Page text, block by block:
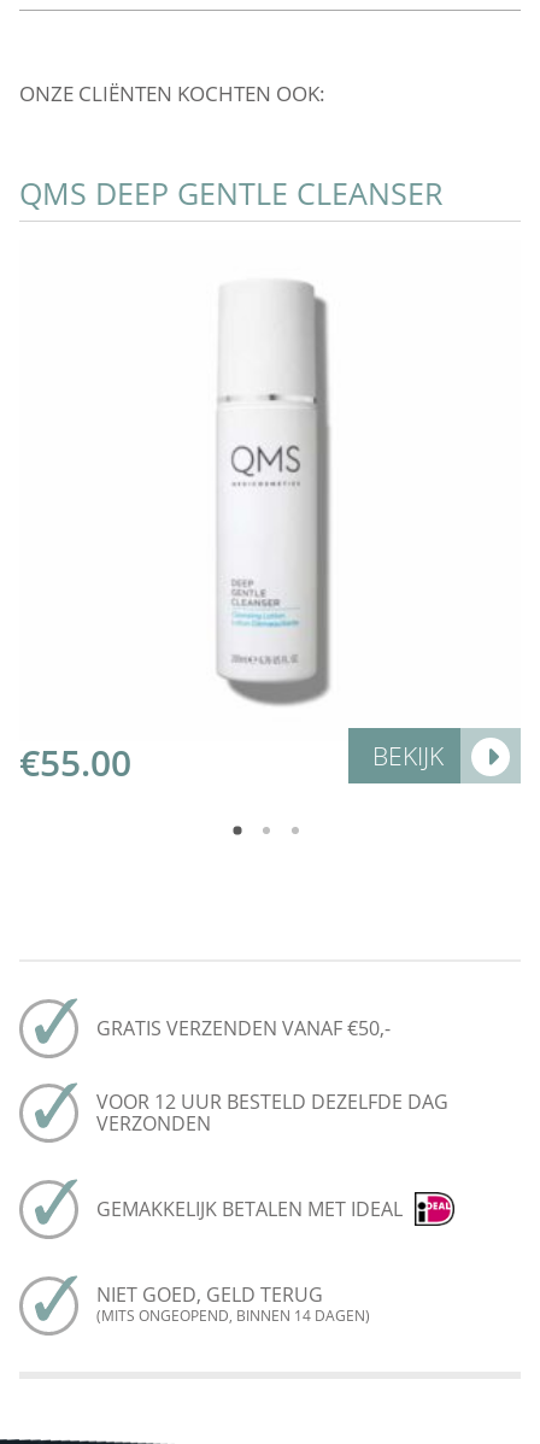
ONZE CLIËNTEN KOCHTEN OOK:
QMS DEEP GENTLE CLEANSER
€55.00 BEKIJK
GRATIS VERZENDEN VANAF €50,-
VOOR 12 UUR BESTELD DEZELFDE DAG
VERZONDEN
GEMAKKELIJK BETALEN MET IDEAL
NIET GOED, GELD TERUG
(MITS ONGEOPEND, BINNEN 14 DAGEN)